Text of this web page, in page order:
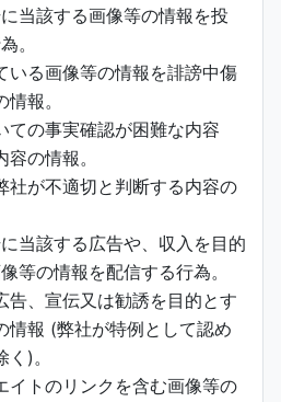
当該する画像等の情報を投
。
いる画像等の情報を誹謗中傷
報。
ての事実確認が困難な内容
の情報。
社が不適切と判断する内容の
当該する広告や、収入を目的
等の情報を配信する行為。
告、宣伝又は勧誘を目的とす
情報 (弊社が特例として認め
)。
イトのリンクを含む画像等の